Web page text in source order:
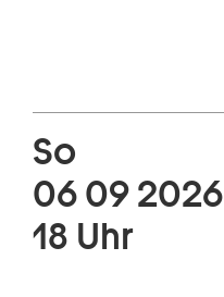
So
06 09 2026
18 Uhr